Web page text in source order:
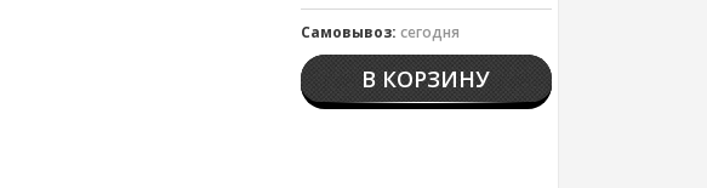
Самовывоз: сегодня
В КОРЗИНУ